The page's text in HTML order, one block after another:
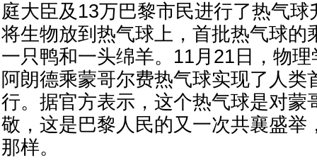
庭大臣及13万巴黎市民进行了热气
将生物放到热气球上，首批热气球的
一只鸭和一头绵羊。11月21日，物
阿朗德乘蒙哥尔费热气球实现了人类
行。据官方表示，这个热气球是对蒙
敬，这是巴黎人民的又一次共襄盛举
那样。